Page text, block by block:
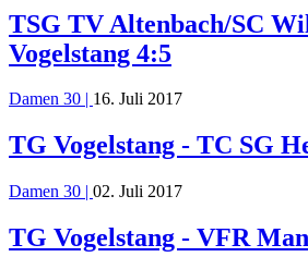
TSG TV Altenbach/SC
Vogelstang 4:5
Damen 30 | 16. Juli 2017
TG Vogelstang - TC SG
Damen 30 | 02. Juli 2017
TG Vogelstang - VFR